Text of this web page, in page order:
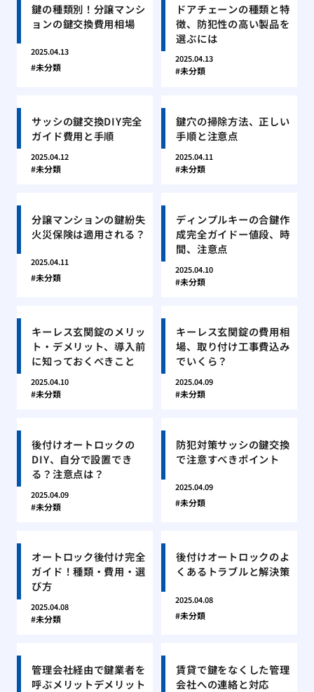
鍵の種類別！分譲マンシ
ョンの鍵交換費用相場
2025.04.13
未分類
ドアチェーンの種類と特
徴、防犯性の高い製品を
選ぶには
2025.04.13
未分類
サッシの鍵交換DIY完全
ガイド費用と手順
2025.04.12
未分類
鍵穴の掃除方法、正しい
手順と注意点
2025.04.11
未分類
分譲マンションの鍵紛失
火災保険は適用される？
2025.04.11
未分類
ディンプルキーの合鍵作
成完全ガイドー値段、時
間、注意点
2025.04.10
未分類
キーレス玄関錠のメリッ
ト・デメリット、導入前
に知っておくべきこと
2025.04.10
未分類
キーレス玄関錠の費用相
場、取り付け工事費込み
でいくら？
2025.04.09
未分類
後付けオートロックの
DIY、自分で設置でき
る？注意点は？
2025.04.09
未分類
防犯対策サッシの鍵交換
で注意すべきポイント
2025.04.09
未分類
オートロック後付け完全
ガイド！種類・費用・選
び方
2025.04.08
未分類
後付けオートロックのよ
くあるトラブルと解決策
2025.04.08
未分類
管理会社経由で鍵業者を
呼ぶメリットデメリット
賃貸で鍵をなくした管理
会社への連絡と対応